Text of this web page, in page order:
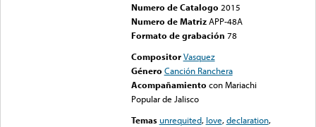
Numero de Catalogo 2015
Numero de Matriz APP-48A
Formato de grabación 78
Compositor Vasquez
Género Canción Ranchera
Acompañamiento con Mariachi
Popular de Jalisco
Temas unrequited, love,declaration,